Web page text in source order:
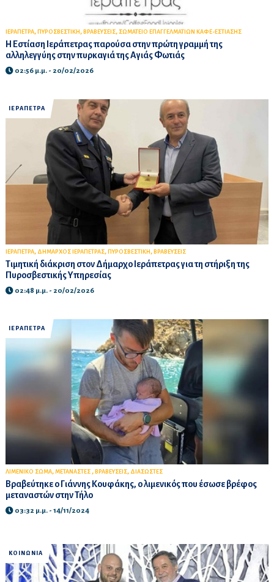
ΙΕΡΑΠΕΤΡΑ, ΠΥΡΟΣΒΕΣΤΙΚΗ , ΒΡΑΒΕΥΣΕΙΣ, ΣΩΜΑΤΕΙΟ ΕΠΑΓΓΕΛΜΑΤΙΩΝ ΚΑΦΕ-ΕΣΤΙΑΣΗΣ
Η Εστίαση Ιεράπετρας παρούσα στην πρώτη γραμμή της
αλληλεγγύης στην πυρκαγιά της Αγιάς Φωτιάς
02:56 μ.μ. - 20/02/2026
ΙΕΡΑΠΕΤΡΑ
ΙΕΡΑΠΕΤΡΑ, ΔΗΜΑΡΧΟΣ ΙΕΡΑΠΕΤΡΑΣ, ΠΥΡΟΣΒΕΣΤΙΚΗ , ΒΡΑΒΕΥΣΕΙΣ
Τιμητική διάκριση στον Δήμαρχο Ιεράπετρας για τη στήριξη της
Πυροσβεστικής Υπηρεσίας
02:48 μ.μ. - 20/02/2026
ΙΕΡΑΠΕΤΡΑ
ΛΙΜΕΝΙΚΟ ΣΩΜΑ, ΜΕΤΑΝΑΣΤΕΣ , ΒΡΑΒΕΥΣΕΙΣ, ΔΙΑΣΩΣΤΕΣ
Βραβεύτηκε ο Γιάννης Κουφάκης, ο λιμενικός που έσωσε βρέφος
μεταναστών στην Τήλο
03:32 μ.μ. - 14/11/2024
ΚΟΙΝΩΝΙΑ